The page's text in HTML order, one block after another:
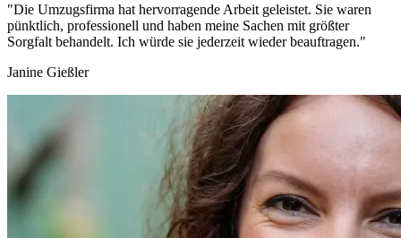
"Die Umzugsfirma hat hervorragende Arbeit geleistet. Sie waren
pünktlich, professionell und haben meine Sachen mit größter
Sorgfalt behandelt. Ich würde sie jederzeit wieder beauftragen."
Janine Gießler